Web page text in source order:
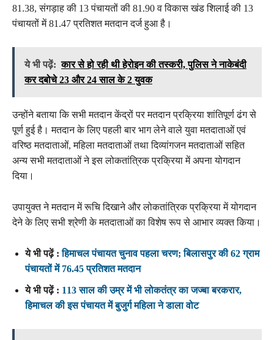
81.38, संगड़ाह की 13 पंचायतों की 81.90 व विकास खंड शिलाई की 13
पंचायतों में 81.47 प्रतिशत मतदान दर्ज हुआ है।
ये भी पढ़ें: कार से हो रही थी हेरोइन की तस्करी, पुलिस ने नाकेबंदी
कर दबोचे 23 और 24 साल के 2 युवक
उन्होंने बताया कि सभी मतदान केंद्रों पर मतदान प्रक्रिया शांतिपूर्ण ढंग से
पूर्ण हुई है। मतदान के लिए पहली बार भाग लेने वाले युवा मतदाताओं एवं
वरिष्ठ मतदाताओं, महिला मतदाताओं तथा दिव्यांगजन मतदाताओं सहित
अन्य सभी मतदाताओं ने इस लोकतांत्रिक प्रक्रिया में अपना योगदान
दिया।
उपायुक्त ने मतदान में रूचि दिखाने और लोकतांत्रिक प्रक्रिया में योगदान
देने के लिए सभी श्रेणी के मतदाताओं का विशेष रूप से आभार व्यक्त किया।
ये भी पढ़ें :हिमाचल पंचायत चुनाव पहला चरण; बिलासपुर की 62 ग्राम
पंचायतों में 76.45 प्रतिशत मतदान
ये भी पढ़ें : 113 साल की उम्र में भी लोकतंत्र का जज्बा बरकरार,
हिमाचल की इस पंचायत में बुजुर्ग महिला ने डाला वोट